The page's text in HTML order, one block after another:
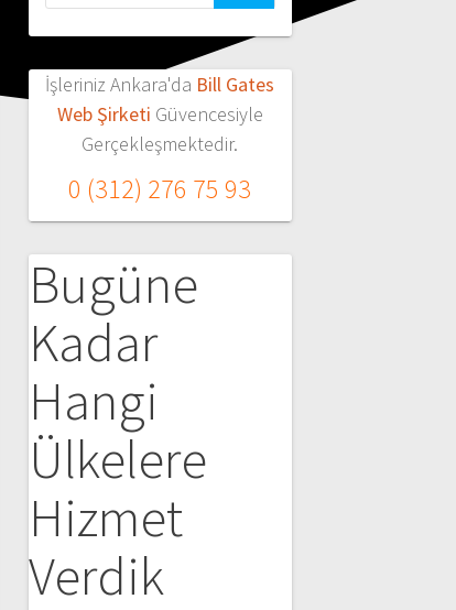
İşleriniz Ankara'da Bill Gates
Web Şirketi Güvencesiyle
Gerçekleşmektedir.
0 (312) 276 75 93
Bugüne
Kadar
Hangi
Ülkelere
Hizmet
Verdik